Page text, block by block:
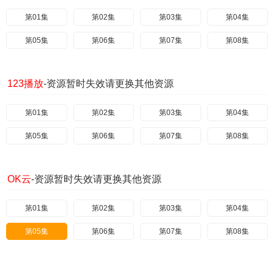
第01集 第02集 第03集 第04集
第05集 第06集 第07集 第08集
123播放-资源暂时失效请更换其他资源
第01集 第02集 第03集 第04集
第05集 第06集 第07集 第08集
OK云-资源暂时失效请更换其他资源
第01集 第02集 第03集 第04集
第05集 第06集 第07集 第08集